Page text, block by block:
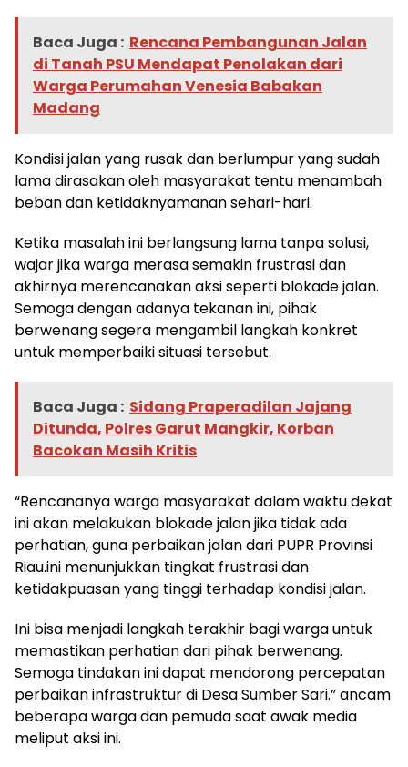
Baca Juga : Rencana Pembangunan Jalan
di Tanah PSU Mendapat Penolakan dari
Warga Perumahan Venesia Babakan
Madang
Kondisi jalan yang rusak dan berlumpur yang sudah
lama dirasakan oleh masyarakat tentu menambah
beban dan ketidaknyamanan sehari-hari.
Ketika masalah ini berlangsung lama tanpa solusi,
wajar jika warga merasa semakin frustrasi dan
akhirnya merencanakan aksi seperti blokade jalan.
Semoga dengan adanya tekanan ini, pihak
berwenang segera mengambil langkah konkret
untuk memperbaiki situasi tersebut.
Baca Juga : Sidang Praperadilan Jajang
Ditunda, Polres Garut Mangkir, Korban
Bacokan Masih Kritis
“Rencananya warga masyarakat dalam waktu dekat
ini akan melakukan blokade jalan jika tidak ada
perhatian, guna perbaikan jalan dari PUPR Provinsi
Riau.ini menunjukkan tingkat frustrasi dan
ketidakpuasan yang tinggi terhadap kondisi jalan.
Ini bisa menjadi langkah terakhir bagi warga untuk
memastikan perhatian dari pihak berwenang.
Semoga tindakan ini dapat mendorong percepatan
perbaikan infrastruktur di Desa Sumber Sari.” ancam
beberapa warga dan pemuda saat awak media
meliput aksi ini.